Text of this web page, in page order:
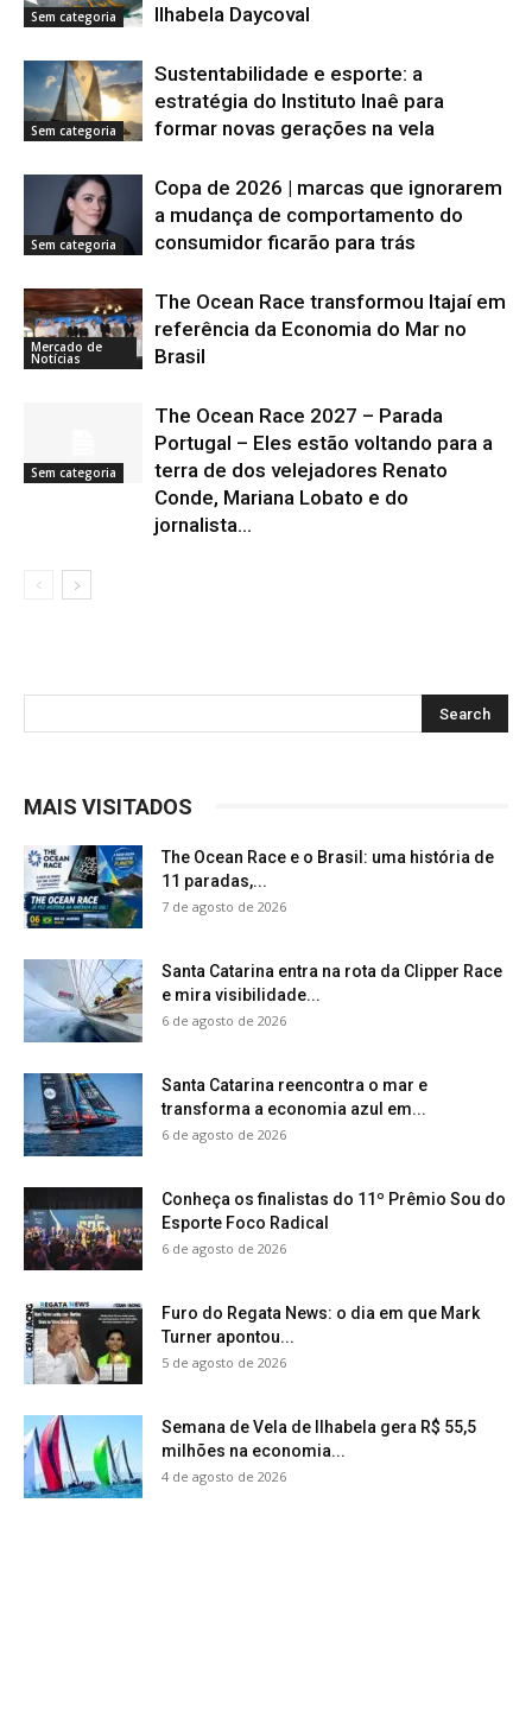
Sem categoria Ilhabela Daycoval
Sem categoria
Sustentabilidade e esporte: a
estratégia do Instituto Inaê para
formar novas gerações na vela
Sem categoria
Copa de 2026 | marcas que ignorarem
a mudança de comportamento do
consumidor ficarão para trás
Mercado de
Notícias
The Ocean Race transformou Itajaí em
referência da Economia do Mar no
Brasil
Sem categoria
The Ocean Race 2027 – Parada
Portugal – Eles estão voltando para a
terra de dos velejadores Renato
Conde, Mariana Lobato e do
jornalista...
MAIS VISITADOS
The Ocean Race e o Brasil: uma história de
11 paradas,...
7 de agosto de 2026
Santa Catarina entra na rota da Clipper Race
e mira visibilidade...
6 de agosto de 2026
Santa Catarina reencontra o mar e
transforma a economia azul em...
6 de agosto de 2026
Conheça os finalistas do 11º Prêmio Sou do
Esporte Foco Radical
6 de agosto de 2026
Furo do Regata News: o dia em que Mark
Turner apontou...
5 de agosto de 2026
Semana de Vela de Ilhabela gera R$ 55,5
milhões na economia...
4 de agosto de 2026